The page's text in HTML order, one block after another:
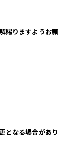
賜りますようお願
となる場合があり